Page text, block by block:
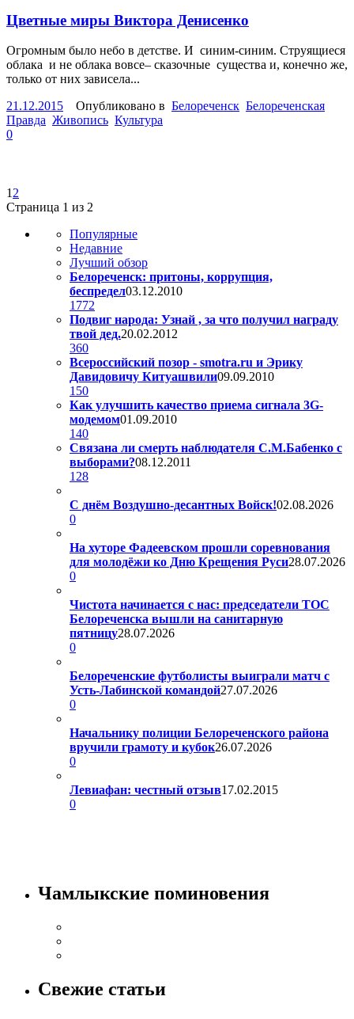
Цветные миры Виктора Денисенко
Огромным было небо в детстве. И синим-синим. Струящиеся
облака и не облака вовсе– сказочные существа и, конечно же,
только от них зависела...
21.12.2015 Опубликовано в Белореченск Белореченская
Правда Живопись Культура
0
12
Страница 1 из 2
Популярные
Недавние
Лучший обзор
Белореченск: притоны, коррупция,
беспредел03.12.2010
1772
Подвиг народа: Узнай , за что получил награду
твой дед.20.02.2012
360
Всероссийский позор - smotra.ru и Эрику
Давидовичу Китуашвили09.09.2010
150
Как улучшить качество приема сигнала 3G-
модемом01.09.2010
140
Связана ли смерть наблюдателя С.М.Бабенко с
выборами?08.12.2011
128
С днём Воздушно-десантных Войск!02.08.2026
0
На хуторе Фадеевском прошли соревнования
для молодёжи ко Дню Крещения Руси28.07.2026
0
Чистота начинается с нас: председатели ТОС
Белореченска вышли на санитарную
пятницу28.07.2026
0
Белореченские футболисты выиграли матч с
Усть-Лабинской командой27.07.2026
0
Начальнику полиции Белореченского района
вручили грамоту и кубок26.07.2026
0
Левиафан: честный отзыв17.02.2015
0
Чамлыкские поминовения
Свежие статьи